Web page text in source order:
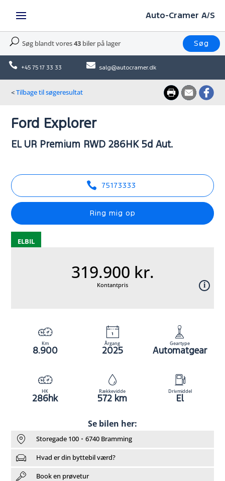
Auto-Cramer A/S
U Søg blandt vores43 biler på lager Søg
 +45 75 17 33 33  salg@autocramer.dk
<Tilbage til søgeresultat
Ford Explorer
EL UR Premium RWD 286HK 5d Aut.
75173333
Ring mig op
ELBIL
319.900 kr.
Kontantpris
Km
8.900
Årgang
2025
Geartype
Automatgear
HK
286hk
Rækkevidde
572 km
Drivmiddel
El
Se bilen her:
Storegade 100 6740 Bramming
Hvad er din byttebil værd?
Book en prøvetur